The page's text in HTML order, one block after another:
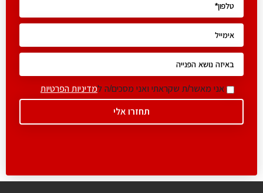
אני מאשר/ת שקראתי ואני מסכים/ה למדיניות הפרטיות